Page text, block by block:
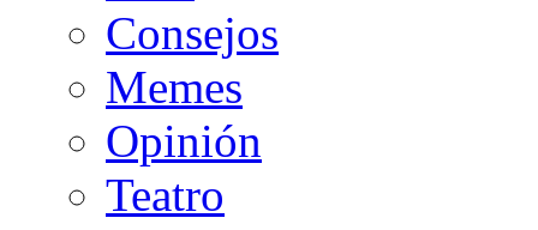
Consejos
Memes
Opinión
Teatro